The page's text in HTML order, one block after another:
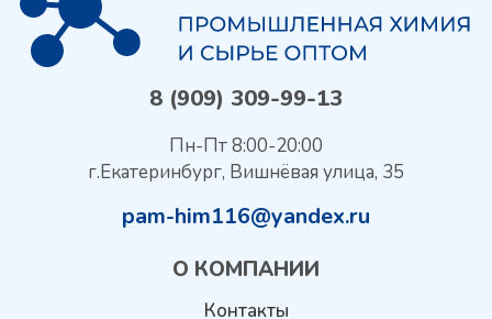
8 (909) 309-99-13
Пн-Пт 8:00-20:00
г.Екатеринбург, Вишнёвая улица, 35
pam-him116@yandex.ru
О КОМПАНИИ
Контакты